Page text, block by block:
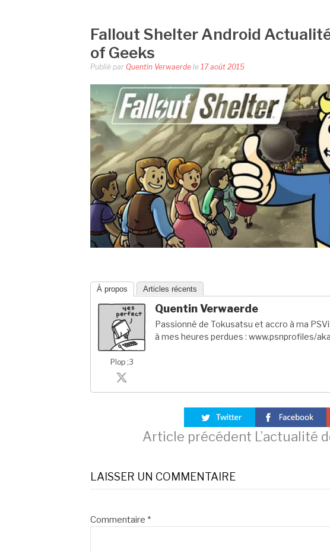
Fallout Shelter Android
of Geeks
Publié par Quentin Verwaerde le 17 août 2015
À propos Articles récents
Plop ;3
Quentin Verwaerde
Passionné de Tokusatsu et accro à ma
à mes heures perdues : www.psnprofiles/
Lire
la
suite
Article précédent L’actualité
LAISSER UN COMMENTAIRE
Commentaire *